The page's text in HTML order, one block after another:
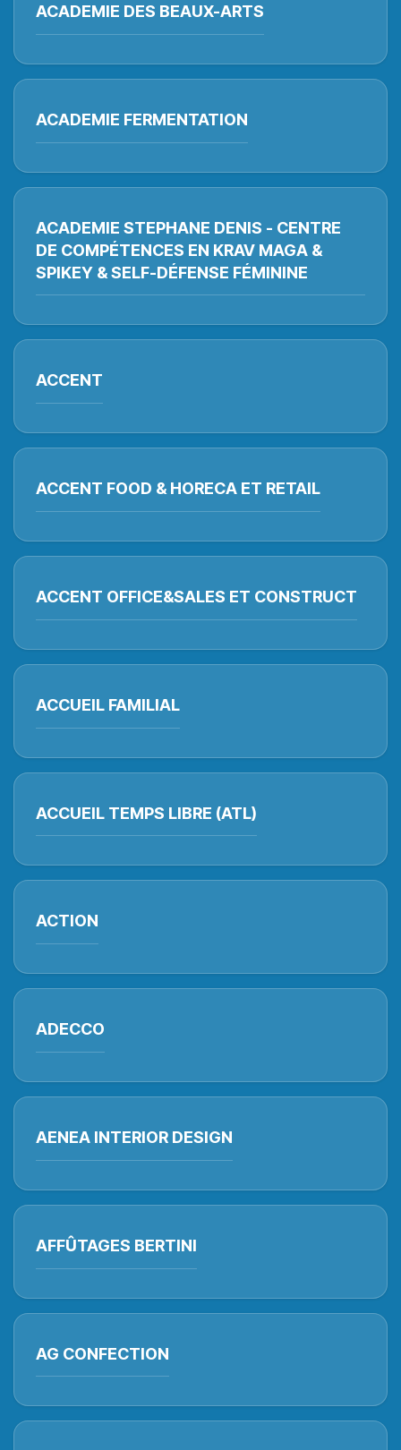
ACADEMIE DES BEAUX-ARTS
ACADEMIE FERMENTATION
ACADEMIE STEPHANE DENIS - CENTRE
DE COMPÉTENCES EN KRAV MAGA &
SPIKEY & SELF-DÉFENSE FÉMININE
ACCENT
ACCENT FOOD & HORECA ET RETAIL
ACCENT OFFICE&SALES ET CONSTRUCT
ACCUEIL FAMILIAL
ACCUEIL TEMPS LIBRE (ATL)
ACTION
ADECCO
AENEA INTERIOR DESIGN
AFFÛTAGES BERTINI
AG CONFECTION